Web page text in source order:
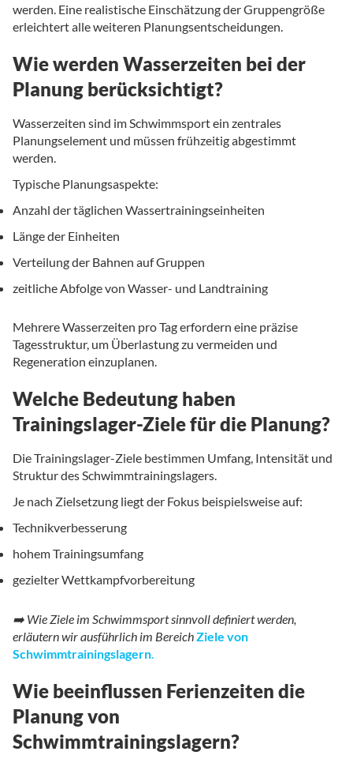
werden. Eine realistische Einschätzung der Gruppengröße
erleichtert alle weiteren Planungsentscheidungen.
Wie werden Wasserzeiten bei der
Planung berücksichtigt?
Wasserzeiten sind im Schwimmsport ein zentrales
Planungselement und müssen frühzeitig abgestimmt
werden.
Typische Planungsaspekte:
Anzahl der täglichen Wassertrainingseinheiten
Länge der Einheiten
Verteilung der Bahnen auf Gruppen
zeitliche Abfolge von Wasser- und Landtraining
Mehrere Wasserzeiten pro Tag erfordern eine präzise
Tagesstruktur, um Überlastung zu vermeiden und
Regeneration einzuplanen.
Welche Bedeutung haben
Trainingslager-Ziele für die Planung?
Die Trainingslager-Ziele bestimmen Umfang, Intensität und
Struktur des Schwimmtrainingslagers.
Je nach Zielsetzung liegt der Fokus beispielsweise auf:
Technikverbesserung
hohem Trainingsumfang
gezielter Wettkampfvorbereitung
➡️ Wie Ziele im Schwimmsport sinnvoll definiert werden,
erläutern wir ausführlich im BereichZiele von
Schwimmtrainingslagern
Wie beeinflussen Ferienzeiten die
Planung von
Schwimmtrainingslagern?